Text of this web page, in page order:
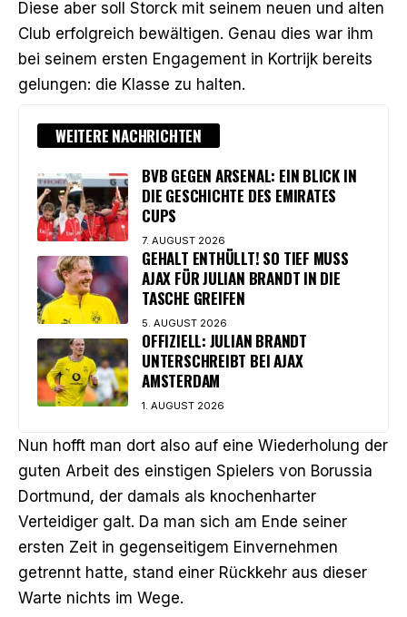
Diese aber soll Storck mit seinem neuen und alten
Club erfolgreich bewältigen. Genau dies war ihm
bei seinem ersten Engagement in Kortrijk bereits
gelungen: die Klasse zu halten.
WEITERE NACHRICHTEN
BVB GEGEN ARSENAL: EIN BLICK IN
DIE GESCHICHTE DES EMIRATES
CUPS
7. AUGUST 2026
GEHALT ENTHÜLLT! SO TIEF MUSS
AJAX FÜR JULIAN BRANDT IN DIE
TASCHE GREIFEN
5. AUGUST 2026
OFFIZIELL: JULIAN BRANDT
UNTERSCHREIBT BEI AJAX
AMSTERDAM
1. AUGUST 2026
Nun hofft man dort also auf eine Wiederholung der
guten Arbeit des einstigen Spielers von Borussia
Dortmund, der damals als knochenharter
Verteidiger galt. Da man sich am Ende seiner
ersten Zeit in gegenseitigem Einvernehmen
getrennt hatte, stand einer Rückkehr aus dieser
Warte nichts im Wege.